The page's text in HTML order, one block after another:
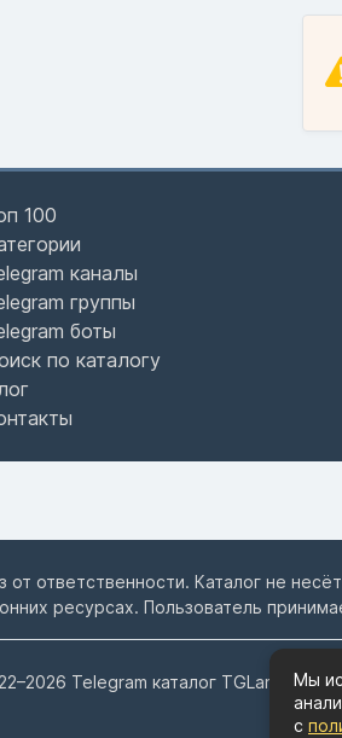
100
каналы
группы
боты
по каталогу
от ответственности. Каталог не
ресурсах. Пользователь
Telegram каталог TGLand.ruМы
с